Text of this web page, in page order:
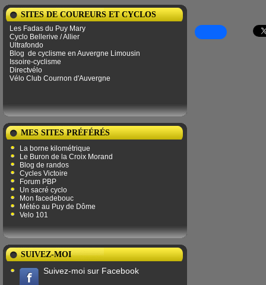
SITES DE COUREURS ET CYCLOS
Les Fadas du Puy Mary
Cyclo Bellerive / Allier
Ultrafondo
Blog de ​​cyclisme en Auvergne Limousin
Issoire-cyclisme
Directvélo
Vélo Club Cournon d'Auvergne
MES SITES PRÉFÉRÉS
La borne kilométrique
Le Buron de la Croix Morand
Blog de randos
Cycles Victoire
Forum PBP
Un sacré cyclo
Mon facedebouc
Météo au Puy de Dôme
Velo 101
SUIVEZ-MOI
Suivez-moi sur Facebook